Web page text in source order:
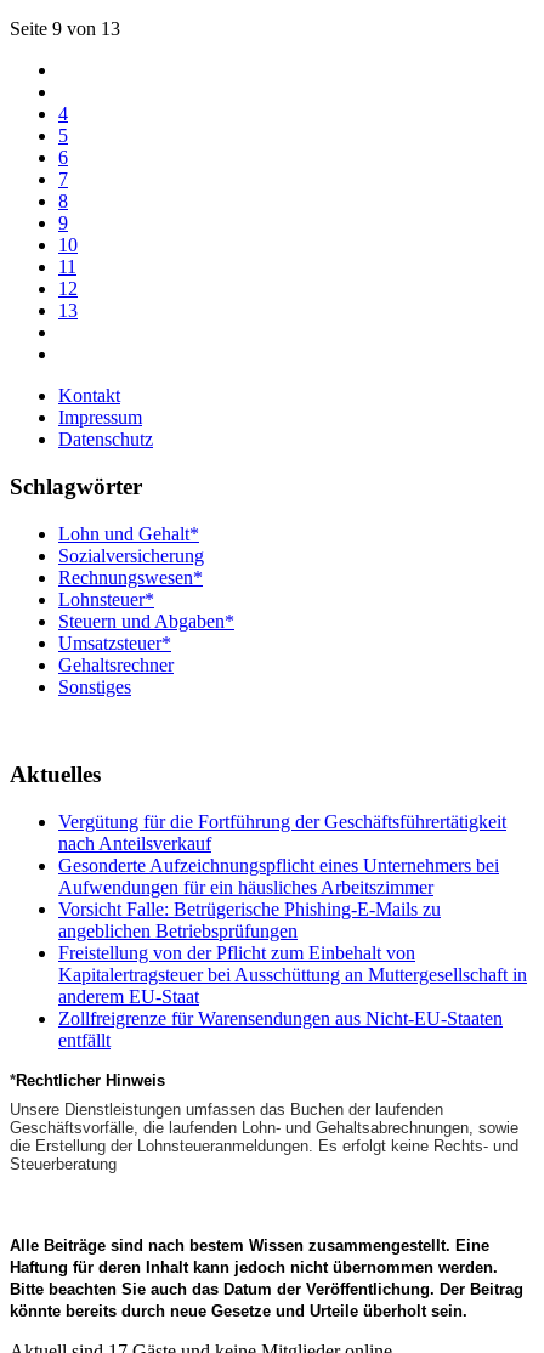
Seite 9 von 13
4
5
6
7
8
9
10
11
12
13
Kontakt
Impressum
Datenschutz
Schlagwörter
Lohn und Gehalt*
Sozialversicherung
Rechnungswesen*
Lohnsteuer*
Steuern und Abgaben*
Umsatzsteuer*
Gehaltsrechner
Sonstiges
Aktuelles
Vergütung für die Fortführung der Geschäftsführertätigkeit
nach Anteilsverkauf
Gesonderte Aufzeichnungspflicht eines Unternehmers bei
Aufwendungen für ein häusliches Arbeitszimmer
Vorsicht Falle: Betrügerische Phishing-E-Mails zu
angeblichen Betriebsprüfungen
Freistellung von der Pflicht zum Einbehalt von
Kapitalertragsteuer bei Ausschüttung an Muttergesellschaft in
anderem EU-Staat
Zollfreigrenze für Warensendungen aus Nicht-EU-Staaten
entfällt
*Rechtlicher Hinweis
Unsere Dienstleistungen umfassen das Buchen der laufenden
Geschäftsvorfälle, die laufenden Lohn- und Gehaltsabrechnungen, sowie
die Erstellung der Lohnsteueranmeldungen. Es erfolgt keine Rechts- und
Steuerberatung
Alle Beiträge sind nach bestem Wissen zusammengestellt. Eine
Haftung für deren Inhalt kann jedoch nicht übernommen werden.
Bitte beachten Sie auch das Datum der Veröffentlichung. Der Beitrag
könnte bereits durch neue Gesetze und Urteile überholt sein.